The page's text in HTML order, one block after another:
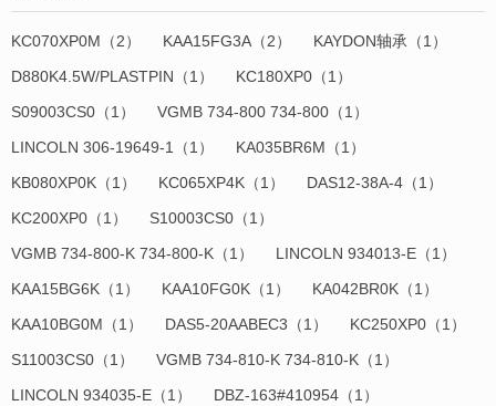
KC070XP0M（2） KAA15FG3A（2）
KAYDON轴承（1）
D880K4.5W/PLASTPIN（1）
KC180XP0（1）
S09003CS0（1）
VGMB 734-800 734-800（1）
LINCOLN 306-19649-1（1）
KA035BR6M（1）
KB080XP0K（1）
KC065XP4K（1）
DAS12-38A-4（1）
KC200XP0（1）
S10003CS0（1）
VGMB 734-800-K 734-800-K（1）
LINCOLN 934013-E（1）
KAA15BG6K（1）
KAA10FG0K（1）
KA042BR0K（1）
KAA10BG0M（1）
DAS5-20AABEC3（1）
KC250XP0（1）
S11003CS0（1）
VGMB 734-810-K 734-810-K（1）
LINCOLN 934035-E（1）
DBZ-163#410954（1）